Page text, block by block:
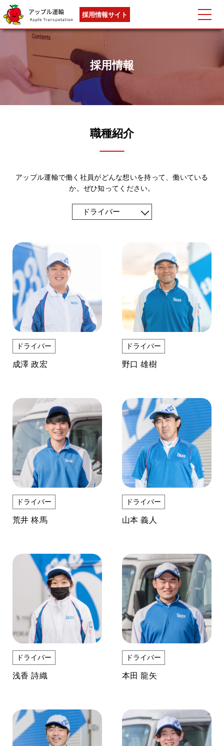
採用情報サイト
採用情報
職種紹介
アップル運輸で働く社員がどんな想いを持って、働いている
か。ぜひ知ってください。
ドライバー
成澤 政宏
ドライバー
野口 雄樹
ドライバー
荒井 柊馬
ドライバー
山本 義人
ドライバー
浅香 詩織
ドライバー
本田 龍矢